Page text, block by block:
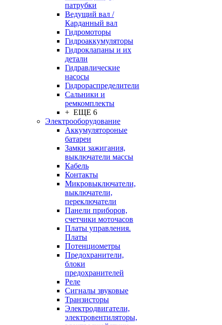
патрубки
Ведущий вал /
Карданный вал
Гидромоторы
Гидроаккумуляторы
Гидроклапаны и их
детали
Гидравлические
насосы
Гидрораспределители
Сальники и
ремкомплекты
+ ЕЩЕ 6
Электрооборудование
Аккумулятороные
батареи
Замки зажигания,
выключатели массы
Кабель
Контакты
Микровыключатели,
выключатели,
переключатели
Панели приборов,
счетчики моточасов
Платы управления.
Платы
Потенциометры
Предохранители,
блоки
предохранителей
Реле
Сигналы звуковые
Транзисторы
Электродвигатели,
электровентиляторы,